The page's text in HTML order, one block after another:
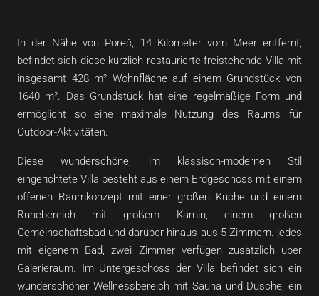
In der Nähe von Poreč, 14 Kilometer vom Meer entfernt,
befindet sich diese kürzlich restaurierte freistehende Villa mit
insgesamt 428 m² Wohnfläche auf einem Grundstück von
1640 m². Das Grundstück hat eine regelmäßige Form und
ermöglicht so eine maximale Nutzung des Raums für
Outdoor-Aktivitäten.
Diese wunderschöne, im klassisch-modernen Stil
eingerichtete Villa besteht aus einem Erdgeschoss mit einem
offenen Raumkonzept mit einer großen Küche und einem
Ruhebereich mit großem Kamin, einem großen
Gemeinschaftsbad und darüber hinaus aus 5 Zimmern. jedes
mit eigenem Bad, zwei Zimmer verfügen zusätzlich über
Galerieraum. Im Untergeschoss der Villa befindet sich ein
wunderschöner Wellnessbereich mit Sauna und Dusche, ein